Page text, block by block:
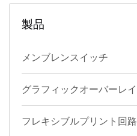
製品
メンブレンスイッチ
グラフィックオーバーレイ
フレキシブルプリント回路